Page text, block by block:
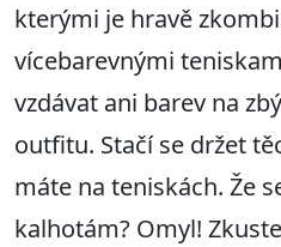
kterými je hravě
vícebarevnými
vzdávat ani barev na
outfitu. Stačí se držet
máte na teniskách. Že
kalhotám? Omyl!